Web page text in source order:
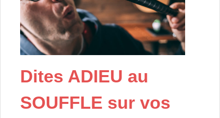
Dites ADIEU au
SOUFFLE sur vos